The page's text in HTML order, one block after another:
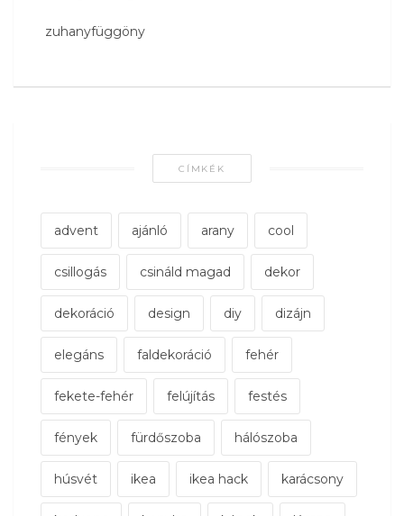
zuhanyfüggöny
CÍMKÉK
advent ajánló arany cool
csillogás csináld magad dekor
dekoráció design diy dizájn
elegáns faldekoráció fehér
fekete-fehér felújítás festés
fények fürdőszoba hálószoba
húsvét ikea ikea hack karácsony